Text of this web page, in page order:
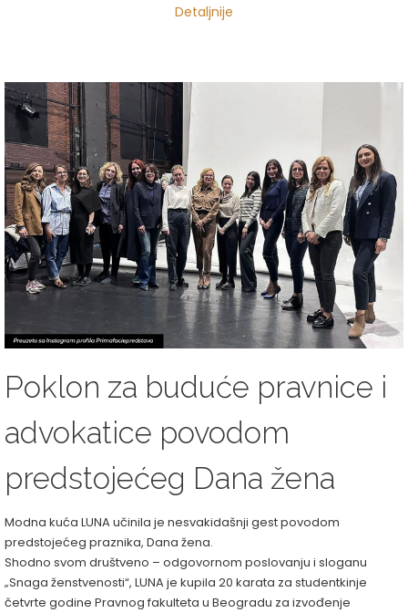
Detaljnije
Poklon za buduće pravnice i
advokatice povodom
predstojećeg Dana žena
Modna kuća LUNA učinila je nesvakidašnji gest povodom
predstojećeg praznika, Dana žena.
Shodno svom društveno – odgovornom poslovanju i sloganu
„Snaga ženstvenosti“, LUNA je kupila 20 karata za studentkinje
četvrte godine Pravnog fakulteta u Beogradu za izvođenje